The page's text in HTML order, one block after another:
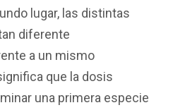
lugar, las distintas
diferente
a un mismo
que la dosis
una primera especie